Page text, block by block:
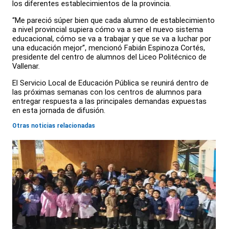
los diferentes establecimientos de la provincia.
“Me pareció súper bien que cada alumno de establecimiento
a nivel provincial supiera cómo va a ser el nuevo sistema
educacional, cómo se va a trabajar y que se va a luchar por
una educación mejor”, mencionó Fabián Espinoza Cortés,
presidente del centro de alumnos del Liceo Politécnico de
Vallenar.
El Servicio Local de Educación Pública se reunirá dentro de
las próximas semanas con los centros de alumnos para
entregar respuesta a las principales demandas expuestas
en esta jornada de difusión.
Otras noticias relacionadas